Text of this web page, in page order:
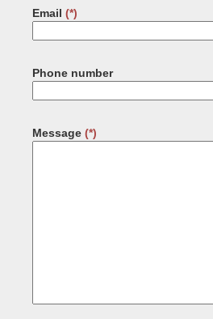
Email (*)
Phone number
Message (*)